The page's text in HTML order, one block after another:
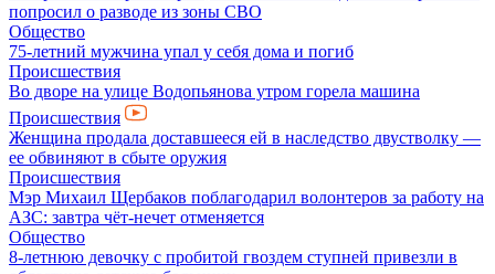
попросил о разводе из зоны СВО
Общество
75-летний мужчина упал у себя дома и погиб
Происшествия
Во дворе на улице Водопьянова утром горела машина
Происшествия
Женщина продала доставшееся ей в наследство двустволку —
ее обвиняют в сбыте оружия
Происшествия
Мэр Михаил Щербаков поблагодарил волонтеров за работу на
АЗС: завтра чёт-нечет отменяется
Общество
8-летнюю девочку с пробитой гвоздем ступней привезли в